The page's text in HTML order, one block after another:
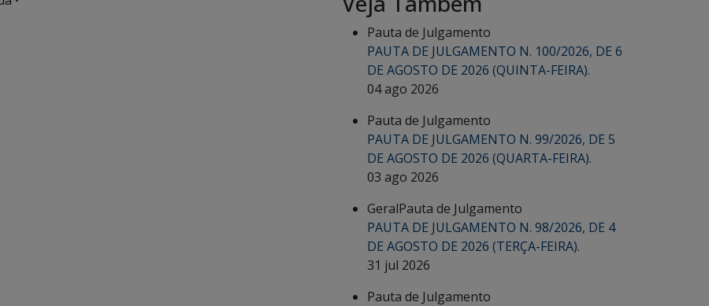
Pauta de Julgamento
PAUTA DE JULGAMENTO N. 100/2026, DE 6
DE AGOSTO DE 2026 (QUINTA-FEIRA).
04 ago 2026
Pauta de Julgamento
PAUTA DE JULGAMENTO N. 99/2026, DE 5
DE AGOSTO DE 2026 (QUARTA-FEIRA).
03 ago 2026
GeralPauta de Julgamento
PAUTA DE JULGAMENTO N. 98/2026, DE 4
DE AGOSTO DE 2026 (TERÇA-FEIRA).
31 jul 2026
Pauta de Julgamento